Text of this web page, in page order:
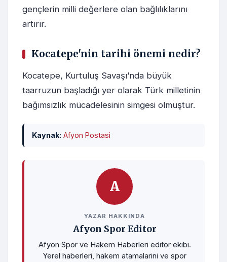
gençlerin milli değerlere olan bağlılıklarını
artırır.
Kocatepe'nin tarihi önemi nedir?
Kocatepe, Kurtuluş Savaşı’nda büyük
taarruzun başladığı yer olarak Türk milletinin
bağımsızlık mücadelesinin simgesi olmuştur.
Kaynak: Afyon Postasi
A
YAZAR HAKKINDA
Afyon Spor Editor
Afyon Spor ve Hakem Haberleri editor ekibi.
Yerel haberleri, hakem atamalarini ve spor